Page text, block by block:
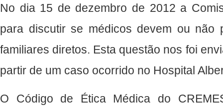
No dia 15 de dezembro de 2012 a
para discutir se médicos devem ou não
familiares diretos. Esta questão nos foi
partir de um caso ocorrido no Hospital
O Código de Ética Médica do